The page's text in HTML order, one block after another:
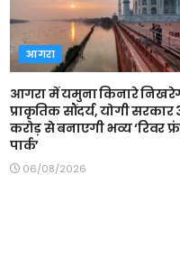
आगरा
आगरा में यमुना किनारे
प्राकृतिक सौंदर्य, योगी सरकार
करोड़ से बनाएगी भव्य ‘रिवर
पार्क’
06/08/2026